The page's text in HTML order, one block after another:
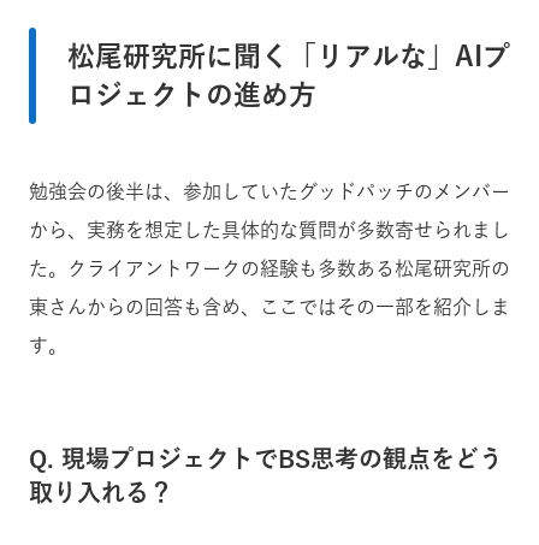
松尾研究所に聞く「リアルな」AIプ
ロジェクトの進め方
勉強会の後半は、参加していたグッドパッチのメンバー
から、実務を想定した具体的な質問が多数寄せられまし
た。クライアントワークの経験も多数ある松尾研究所の
東さんからの回答も含め、ここではその一部を紹介しま
す。
Q. 現場プロジェクトでBS思考の観点をどう
取り入れる？